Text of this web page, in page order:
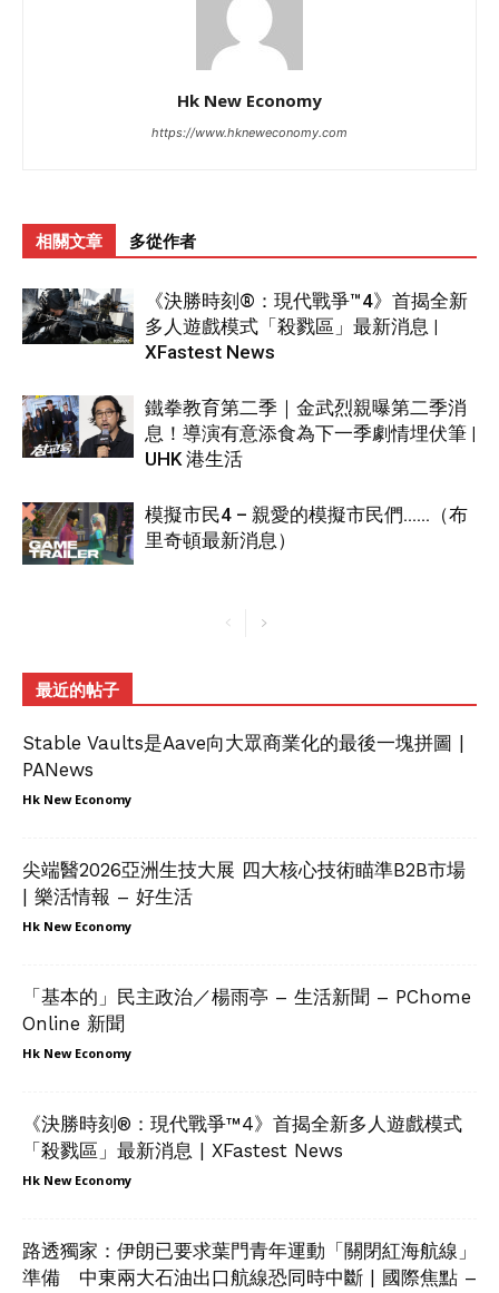
Hk New Economy
https://www.hkneweconomy.com
相關文章 多從作者
《決勝時刻®：現代戰爭™4》首揭全新
多人遊戲模式「殺戮區」最新消息 |
XFastest News
鐵拳教育第二季｜金武烈親曝第二季消
息！導演有意添食為下一季劇情埋伏筆 |
UHK 港生活
模擬市民4 – 親愛的模擬市民們……（布
里奇頓最新消息）
最近的帖子
Stable Vaults是Aave向大眾商業化的最後一塊拼圖 |
PANews
Hk New Economy
尖端醫2026亞洲生技大展 四大核心技術瞄準B2B市場
| 樂活情報 – 好生活
Hk New Economy
「基本的」民主政治／楊雨亭 – 生活新聞 – PChome
Online 新聞
Hk New Economy
《決勝時刻®：現代戰爭™4》首揭全新多人遊戲模式
「殺戮區」最新消息 | XFastest News
Hk New Economy
路透獨家：伊朗已要求葉門青年運動「關閉紅海航線」
準備 中東兩大石油出口航線恐同時中斷 | 國際焦點 –